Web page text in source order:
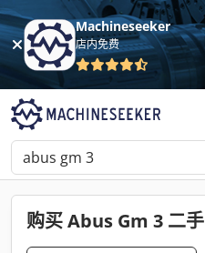
Machineseeker
店内免费
购买 Abus Gm 3 二手